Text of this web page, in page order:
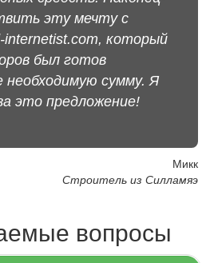
эту мечту с
который
был готов
сумму. Я
это предложение!
Микк
Строитель из Силламяэ
вопросы